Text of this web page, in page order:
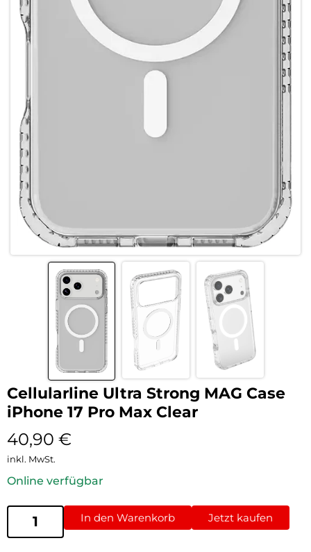
Cellularline Ultra Strong MAG Case
iPhone 17 Pro Max Clear
40,90 €
inkl. MwSt.
Online verfügbar
In den Warenkorb Jetzt kaufen